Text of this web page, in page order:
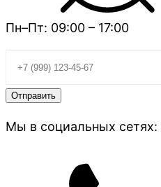
Пн–Пт: 09:00 – 17:00
Мы в социальных сетях: